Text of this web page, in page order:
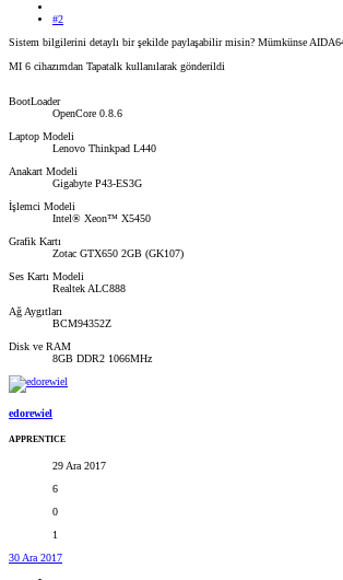
#2
Sistem bilgilerini detaylı bir şekilde paylaşabilir misin? Mümkünse
MI 6 cihazımdan Tapatalk kullanılarak gönderildi
BootLoader
OpenCore 0.8.6
Laptop Modeli
Lenovo Thinkpad L440
Anakart Modeli
Gigabyte P43-ES3G
İşlemci Modeli
Intel® Xeon™ X5450
Grafik Kartı
Zotac GTX650 2GB (GK107)
Ses Kartı Modeli
Realtek ALC888
Ağ Aygıtları
BCM94352Z
Disk ve RAM
8GB DDR2 1066MHz
edorewiel
APPRENTICE
29 Ara 2017
6
0
1
30 Ara 2017